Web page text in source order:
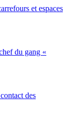
et espaces
du gang «
des